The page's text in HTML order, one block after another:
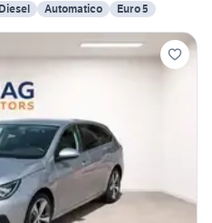
Diesel Automatico Euro 5